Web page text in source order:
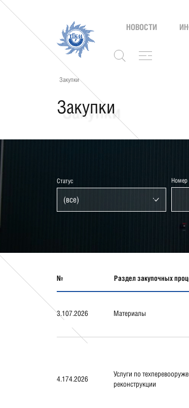
НОВОСТИ
Закупки
Закупки
Статус
(все)
Номер
№ Раздел закупочных
3.107.2026 Материалы
4.174.2026
Услуги по
реконструкции